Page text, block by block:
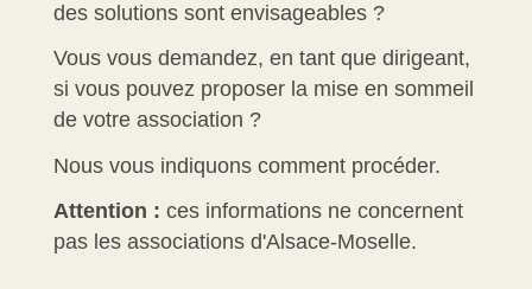
des solutions sont envisageables ?
Vous vous demandez, en tant que dirigeant,
si vous pouvez proposer la mise en sommeil
de votre association ?
Nous vous indiquons comment procéder.
Attention : ces informations ne concernent
pas les associations d'Alsace-Moselle.